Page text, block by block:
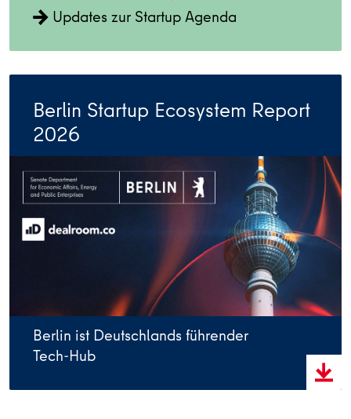
Updates zur Startup Agenda
Berlin Startup Ecosystem Report
2026
Berlin ist Deutschlands führender
Tech-Hub